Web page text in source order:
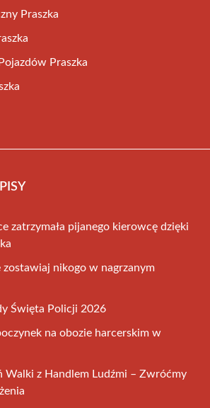
Praszka
Praszka
zatrzymała pijanego kierowcę dzięki
nikogo w nagrzanym
Święta Policji 2026
na obozie harcerskim w
Walki z Handlem Ludźmi – Zwróćmy